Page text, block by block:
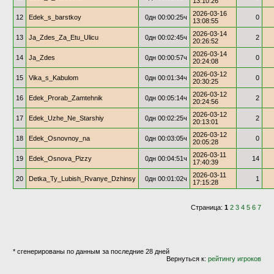
12 Edek_s_barstkoy 0дн 00:00:25ч
2026-03-16
13:08:55
0
13 Ja_Zdes_Za_Etu_Ulicu 0дн 00:02:45ч
2026-03-14
20:26:52
2
14 Ja_Zdes 0дн 00:00:57ч
2026-03-14
20:24:08
0
15 Vika_s_Kabulom 0дн 00:01:34ч
2026-03-12
20:30:25
0
16 Edek_Prorab_Zamtehnik 0дн 00:05:14ч
2026-03-12
20:24:56
2
17 Edek_Uzhe_Ne_Starshiy 0дн 00:02:25ч
2026-03-12
20:13:01
2
18 Edek_Osnovnoy_na 0дн 00:03:05ч
2026-03-12
20:05:28
0
19 Edek_Osnova_Pizzy 0дн 00:04:51ч
2026-03-11
17:40:39
14
20 Detka_Ty_Lubish_Rvanye_Dzhinsy 0дн 00:01:02ч
2026-03-11
17:15:28
1
Страница:1 2 3 4 5 6 7
* сгенерированы по данным за последние 28 дней
Вернуться к:рейтингу игроков